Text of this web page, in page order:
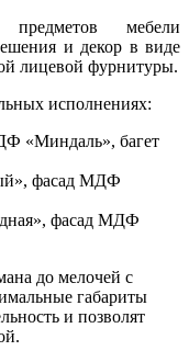
мебели
и декор в виде
лицевой фурнитуры.
исполнениях:
«Миндаль», багет
фасад МДФ
фасад МДФ
до мелочей с
габариты
и позволят